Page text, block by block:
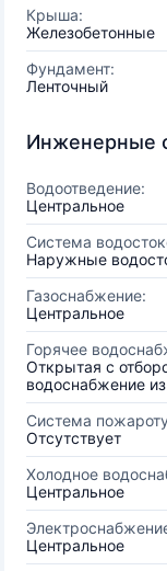
Крыша:
Железобетонные
Фундамент:
Ленточный
Инженерные
Водоотведение:
Центральное
Система
Наружные
Газоснабжение:
Центральное
Горячее
Открытая с
водоснабжение
Система
Отсутствует
Холодное
Центральное
Центральное